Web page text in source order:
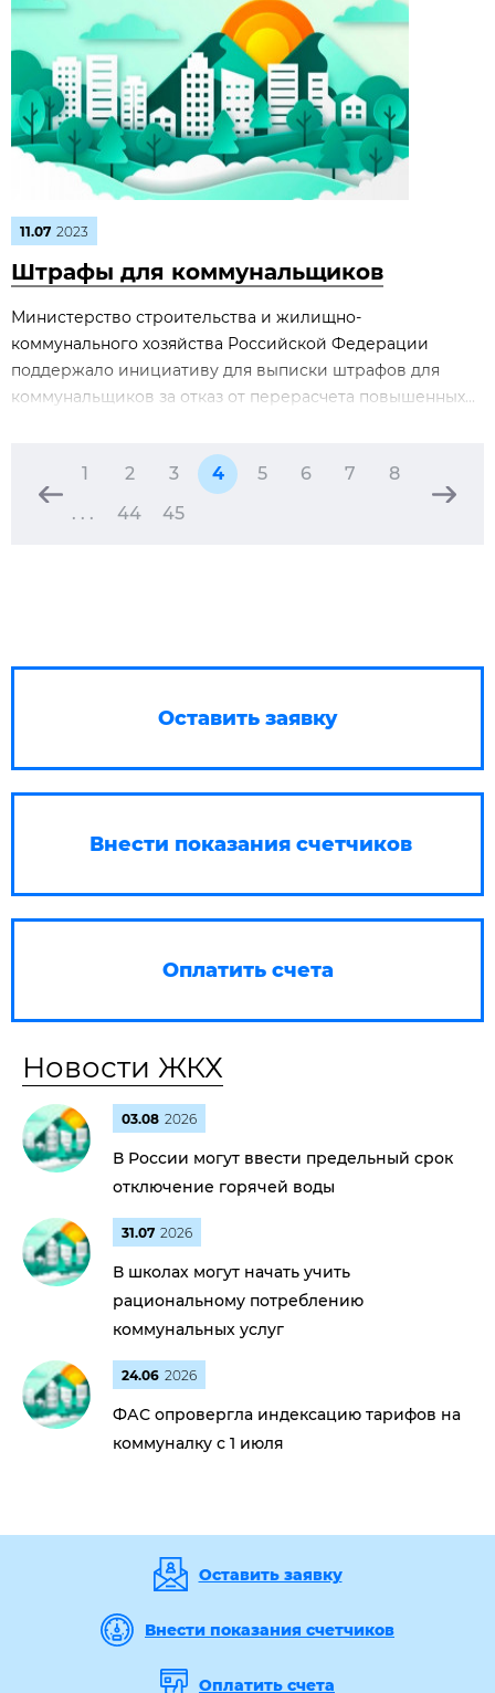
11.07 2023
Штрафы для коммунальщиков
Министерство строительства и жилищно-
коммунального хозяйства Российской Федерации
поддержало инициативу для выписки штрафов для
коммунальщиков за отказ от перерасчета повышенных...
1 2 3 4 5 6 7
8
. . .
44 45
Оставить заявку
Внести показания счетчиков
Оплатить счета
Новости ЖКХ
03.08 2026
В России могут ввести предельный срок
отключение горячей воды
31.07 2026
В школах могут начать учить
рациональному потреблению
коммунальных услуг
24.06 2026
ФАС опровергла индексацию тарифов на
коммуналку с 1 июля
Оставить заявку
Внести показания счетчиков
Оплатить счета